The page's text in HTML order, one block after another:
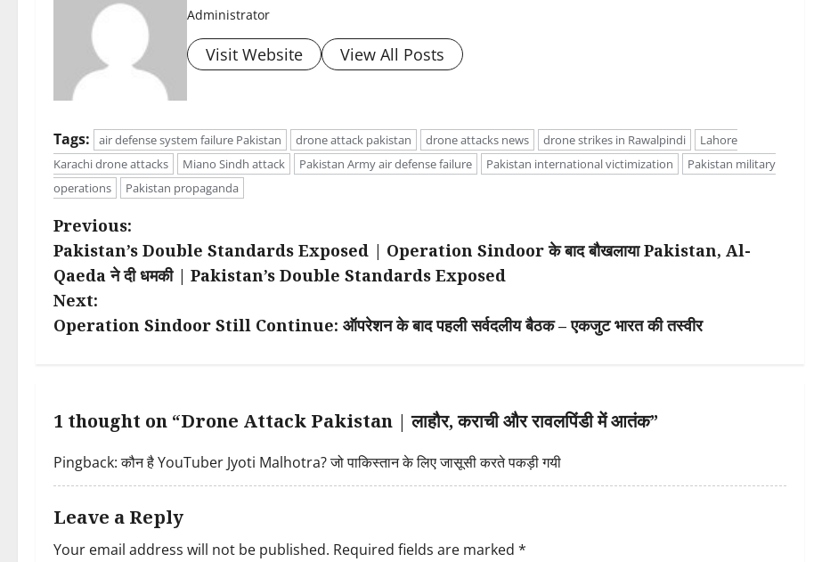
Administrator
Visit Website View All Posts
Tags: air defense system failure Pakistan drone attack pakistan drone attacks news drone strikes in Rawalpindi
Lahore
Karachi drone attacks
Miano Sindh attack Pakistan Army air defense failure Pakistan international victimization
Pakistan military
operations
Pakistan propaganda
P
o
s
t
a
v
i
g
Previous:
Pakistan’s Double Standards Exposed | Operation Sindoor के बाद बौखलाया Pakistan, Al-
Qaeda ने दी धमकी | Pakistan’s Double Standards Exposed
Next:
Operation Sindoor Still Continue: ऑपरेशन के बाद पहली सर्वदलीय बैठक – एकजुट भारत की तस्वीर
1 thought on “Drone Attack Pakistan | लाहौर, कराची और रावलपिंडी में आतंक”
Pingback:कौन है YouTuber Jyoti Malhotra? जो पाकिस्तान के लिए जासूसी करते पकड़ी गयी
Leave a Reply
Your email address will not be published. Required fields are marked *